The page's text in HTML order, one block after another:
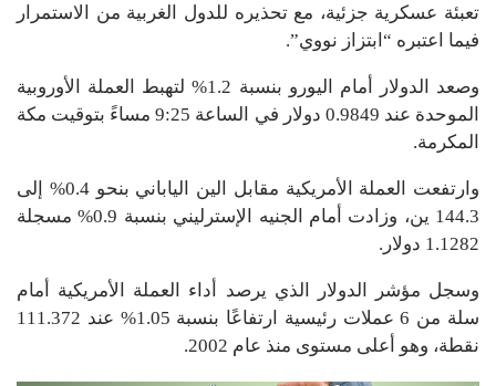
تعبئة عسكرية جزئية، مع تحذيره للدول الغربية من الاستمرار
فيما اعتبره “ابتزاز نووي”.
وصعد الدولار أمام اليورو بنسبة 1.2% لتهبط العملة الأوروبية
الموحدة عند 0.9849 دولار في الساعة 9:25 مساءً بتوقيت مكة
المكرمة.
وارتفعت العملة الأمريكية مقابل الين الياباني بنحو 0.4% إلى
144.3 ين، وزادت أمام الجنيه الإسترليني بنسبة 0.9% مسجلة
1.1282 دولار.
وسجل مؤشر الدولار الذي يرصد أداء العملة الأمريكية أمام
سلة من 6 عملات رئيسية ارتفاعًا بنسبة 1.05% عند 111.372
نقطة، وهو أعلى مستوى منذ عام 2002.